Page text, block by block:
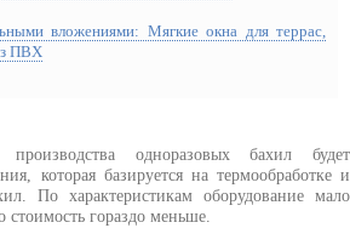
вложениями: Мягкие окна для террас,
ПВХ
одноразовых бахил будет
которая базируется на термообработке и
По характеристикам оборудование мало
стоимость гораздо меньше.